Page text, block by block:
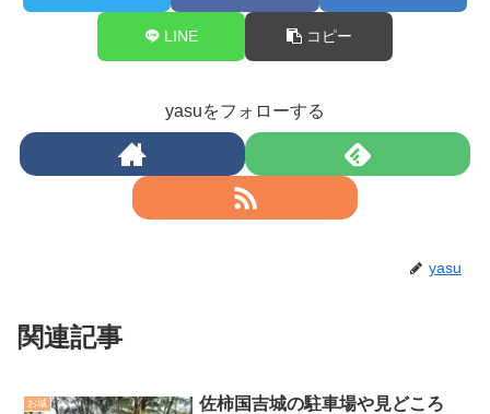
LINE コピー
yasuをフォローする
yasu
関連記事
お城
佐柿国吉城の駐車場や見どころ